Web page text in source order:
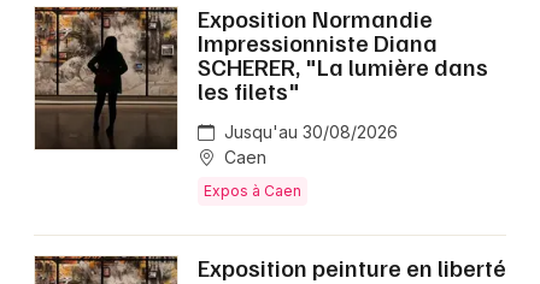
Exposition Normandie
Impressionniste Diana
SCHERER, "La lumière dans
les filets"
Jusqu'au 30/08/2026
Caen
Expos à Caen
Exposition peinture en liberté